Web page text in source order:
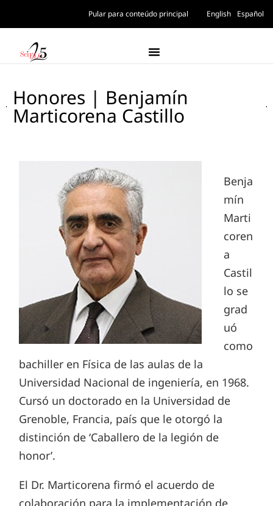
Pular para conteúdo principal English Español
Honores | Benjamín
Marticorena Castillo
Benja
mín
Marti
coren
a
Castil
lo se
grad
uó
como
bachiller en Física de las aulas de la
Universidad Nacional de ingeniería, en 1968.
Cursó un doctorado en la Universidad de
Grenoble, Francia, país que le otorgó la
distinción de ‘Caballero de la legión de
honor’.
El Dr. Marticorena firmó el acuerdo de
colaboración para la implementación de